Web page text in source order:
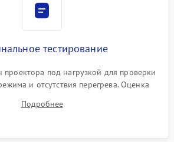
тестирование
проектора под нагрузкой для проверки
и отсутствия перегрева. Оценка
и цветопередачи на тестовых
работы всех видеовходов и кнопок
Подробнее